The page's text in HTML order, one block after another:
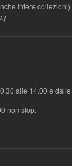
intere collezioni)
alle 14.00 e
non stop.